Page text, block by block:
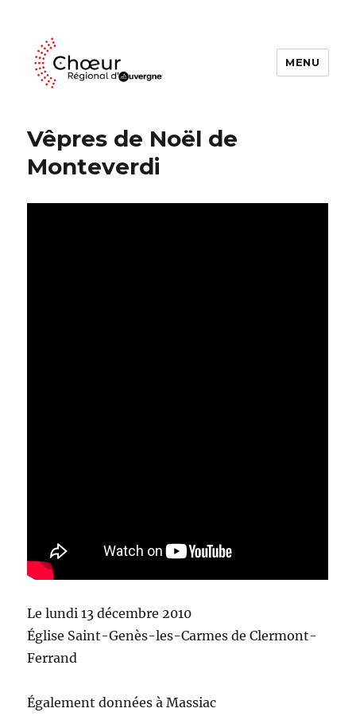
MENU
Vêpres de Noël de
Monteverdi
Le lundi 13 décembre 2010
Église Saint-Genès-les-Carmes de Clermont-
Ferrand
Également données à Massiac